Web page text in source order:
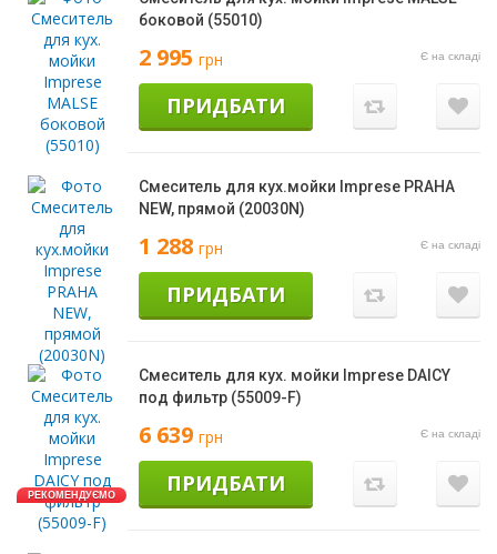
боковой (55010)
2 995 грн Є на складі
ПРИДБАТИ
Смеситель для кух.мойки Imprese PRAHA
NEW, прямой (20030N)
1 288 грн Є на складі
ПРИДБАТИ
Смеситель для кух. мойки Imprese DAICY
под фильтр (55009-F)
6 639 грн Є на складі
ПРИДБАТИ
РЕКОМЕНДУЄМО